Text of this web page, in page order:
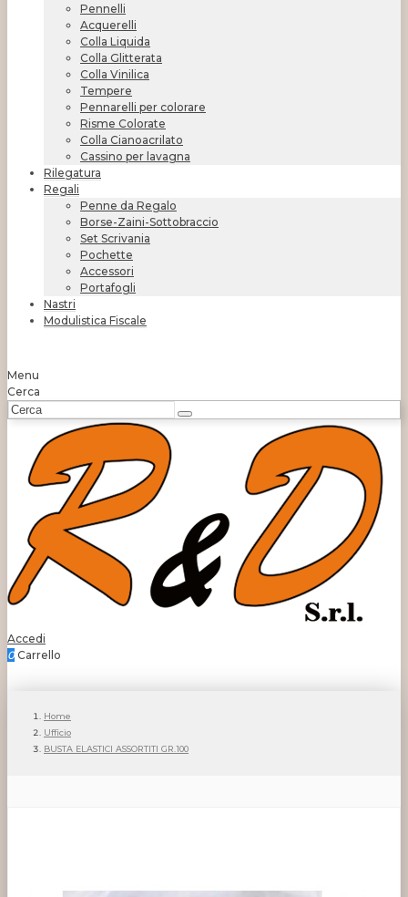
Pennelli
Acquerelli
Colla Liquida
Colla Glitterata
Colla Vinilica
Tempere
Pennarelli per colorare
Risme Colorate
Colla Cianoacrilato
Cassino per lavagna
Rilegatura
Regali
Penne da Regalo
Borse-Zaini-Sottobraccio
Set Scrivania
Pochette
Accessori
Portafogli
Nastri
Modulistica Fiscale
Menu
Cerca
Accedi
0 Carrello
Home
Ufficio
BUSTA ELASTICI ASSORTITI GR.100